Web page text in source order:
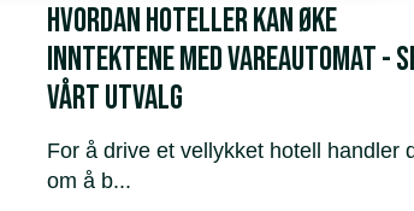
Hvordan hoteller kan øke
inntektene med vareautomat -
vårt utvalg
For å drive et vellykket hotell handler
om å b...